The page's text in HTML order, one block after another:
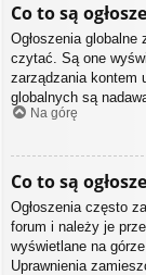
Co to są
Ogłoszenia
czytać. Są one
zarządzania kontem
globalnych są
Na górę
Co to są
Ogłoszenia często
forum i należy je
wyświetlane na
Uprawnienia